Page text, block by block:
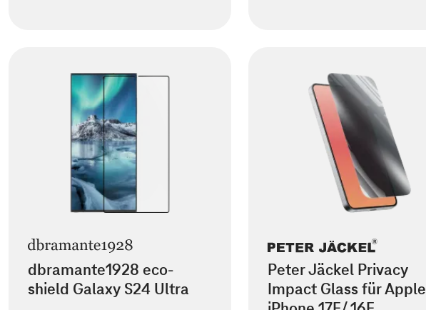
dbramante1928 eco-
shield Galaxy S24 Ultra
Peter Jäckel Privacy
Impact Glass für Apple